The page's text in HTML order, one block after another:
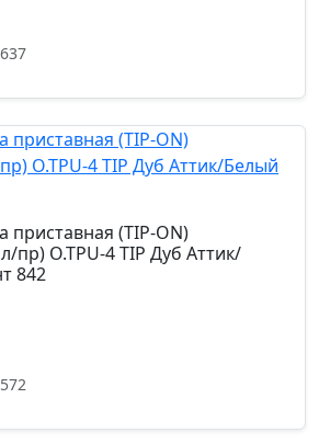
Подробнее
приставная (TIP-ON)
пр) O.TPU-4 TIP Дуб Аттик/
842